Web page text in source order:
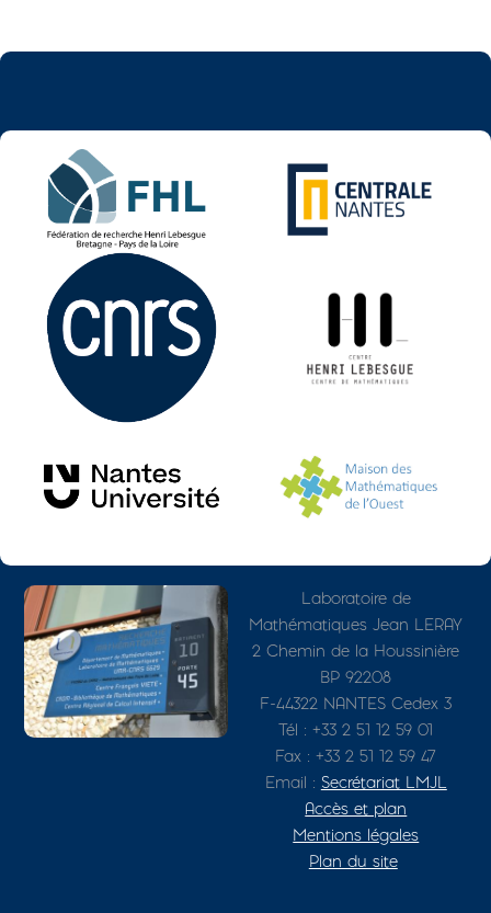
Photo Adresse détaillée
Laboratoire de
Mathématiques Jean LERAY
2 Chemin de la Houssinière
BP 92208
F-44322 NANTES Cedex 3
Tél : +33 2 51 12 59 01
Fax : +33 2 51 12 59 47
Email : Secrétariat LMJL
Accès et plan
Mentions légales
Plan du site